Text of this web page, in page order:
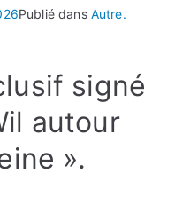
Publié dans Autre.
signé
autour
».